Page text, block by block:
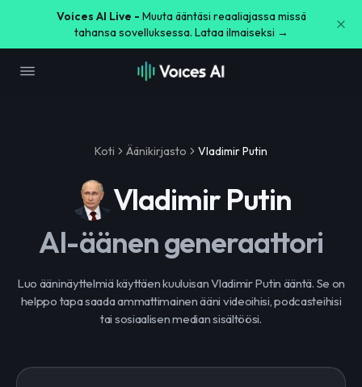
Voices AI Live - Muuta ääntäsi reaaliajassa missä
tahansa sovelluksessa. Lataa ilmaiseksi →
Koti Äänikirjasto Vladimir Putin
Vladimir Putin
AI-äänen generaattori
Luo ääninäyttelmiä käyttäen kuuluisan Vladimir Putin ääntä. Se on
helppo tapa saada ammattimainen ääni videoihisi, podcasteihisi
tai sosiaalisen median sisältöösi.